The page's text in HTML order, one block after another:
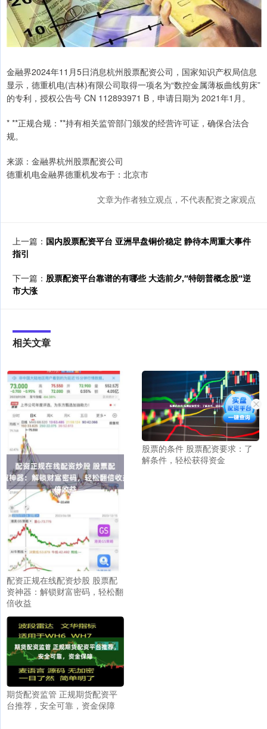
金融界2024年11月5日消息杭州股票配资公司，国家知识产权局信息
显示，德重机电(吉林)有限公司取得一项名为“数控金属薄板曲线剪床”
的专利，授权公告号 CN 112893971 B，申请日期为 2021年1月。
* **正规合规：**持有相关监管部门颁发的经营许可证，确保合法合
规。
来源：金融界杭州股票配资公司
德重机电金融界德重机发布于：北京市
文章为作者独立观点，不代表配资之家观点
上一篇： 国内股票配资平台 亚洲早盘铜价稳定 静待本周重大事件
指引
下一篇： 股票配资平台靠谱的有哪些 大选前夕,″特朗普概念股″逆
市大涨
相关文章
配资正规在线配资炒股 股票配
资神器：解锁财富密码，轻松翻
倍收益
股票的条件 股票配资要求：了
解条件，轻松获得资金
期货配资监管 正规期货配资平
台推荐，安全可靠，资金保障